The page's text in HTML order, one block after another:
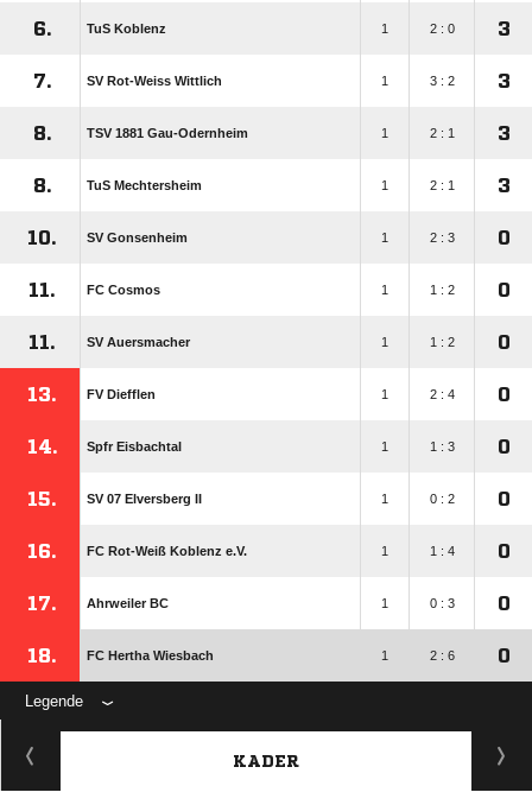
6. TuS Koblenz 1 2 : 0 3
7. SV Rot-Weiss Wittlich 1 3 : 2 3
8. TSV 1881 Gau-Odernheim 1 2 : 1 3
8. TuS Mechtersheim 1 2 : 1 3
10. SV Gonsenheim 1 2 : 3 0
11. FC Cosmos 1 1 : 2 0
11. SV Auersmacher 1 1 : 2 0
13. FV Diefflen 1 2 : 4 0
14. Spfr Eisbachtal 1 1 : 3 0
15. SV 07 Elversberg II 1 0 : 2 0
16. FC Rot-Weiß Koblenz e.V. 1 1 : 4 0
17. Ahrweiler BC 1 0 : 3 0
18. FC Hertha Wiesbach 1 2 : 6 0
Legende
KADER